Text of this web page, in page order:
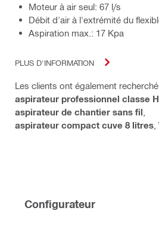
Moteur à air seul: 67 l/s
Débit d'air à l'extrémité du
Aspiration max.: 17 Kpa
PLUS D'INFORMATION
Les clients ont également recherché
aspirateur professionnel classe H
aspirateur de chantier sans fil
aspirateur compact cuve 8 litres
Configurateur